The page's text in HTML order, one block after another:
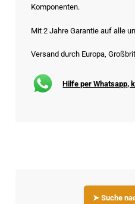
Komponenten.
Mit 2 Jahre Garantie auf alle
Versand durch Europa,
Hilfe per Whatsapp,
➤ Suche